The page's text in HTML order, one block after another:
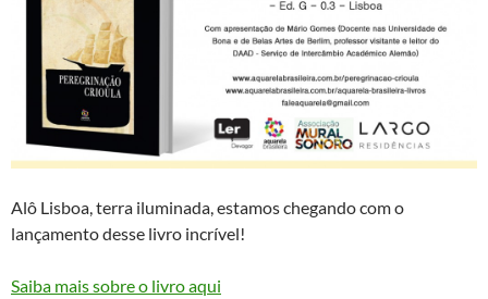
Alô Lisboa, terra iluminada, estamos chegando com o
lançamento desse livro incrível!
Saiba mais sobre o livro aqui